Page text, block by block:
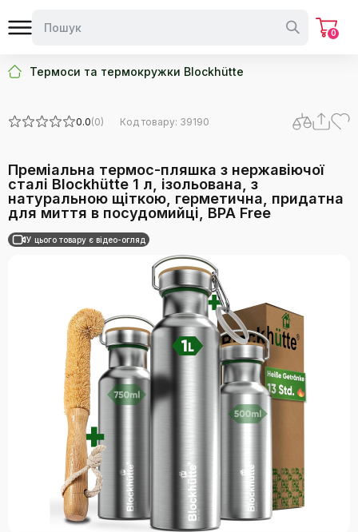
0
Термоси та термокружки Blockhütte
0.0(0) Код товару: 39190
Преміальна термос-пляшка з нержавіючої
сталі Blockhütte 1 л, ізольована, з
натуральною щіткою, герметична, придатна
для миття в посудомийці, BPA Free
У цього товару є відео-огляд